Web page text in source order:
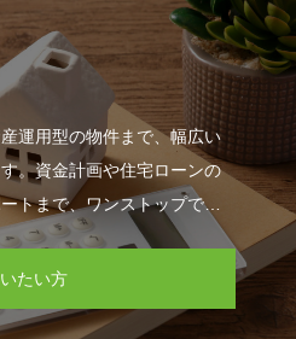
運用型の物件まで、幅広い
。資金計画や住宅ローンの
トまで、ワンストップでお
たい方